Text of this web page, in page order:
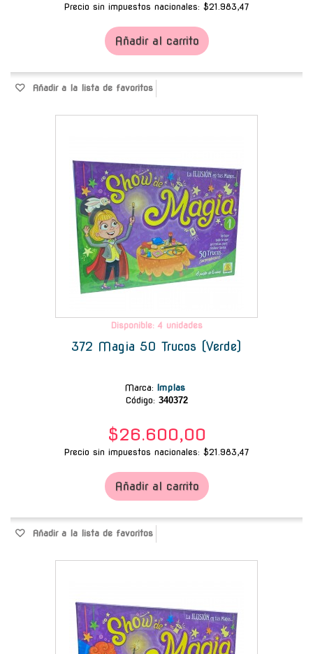
Precio sin impuestos nacionales: $21.983,47
Añadir al carrito
Añadir a la lista de favoritos
Disponible: 4 unidades
372 Magia 50 Trucos (Verde)
Marca: Implas
Código: 340372
$26.600,00
Precio sin impuestos nacionales: $21.983,47
Añadir al carrito
Añadir a la lista de favoritos